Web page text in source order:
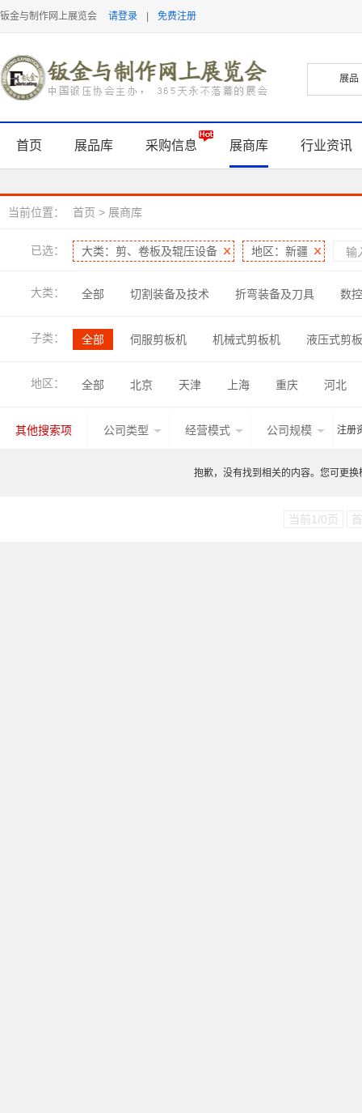
钣金与制作网上展览会 请登录 免费注册
首页 展品库 采购信息 展商库 行业资讯
当前位置： 首页 > 展商库
已选： 大类：剪、卷板及辊压设备 地区：新疆
大类： 全部 切割装备及技术 折弯装备及刀具 数
子类：
全部 伺服剪板机 机械式剪板机 液压式剪
地区：
全部 北京 天津 上海 重庆 河北
其他搜索项 公司类型 经营模式 公司规模 注册
抱歉，没有找到相关的内容。您可更
当前1/0页